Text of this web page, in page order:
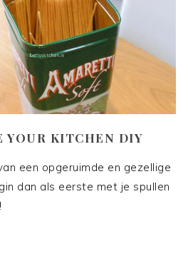
YOUR KITCHEN DIY
een opgeruimde en gezellige
dan als eerste met je spullen